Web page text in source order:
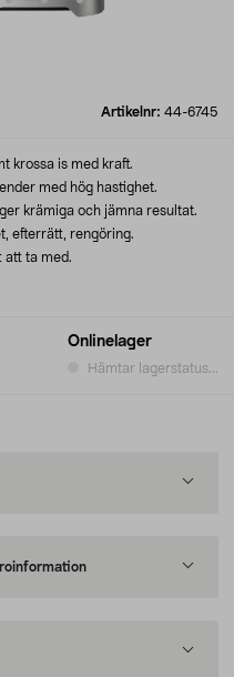
Artikelnr: 44-6745
Onlinelager
Hämtar lagerstatus...
krossa is med kraft.
med hög hastighet.
krämiga och jämna resultat.
efterrätt, rengöring.
att ta med.